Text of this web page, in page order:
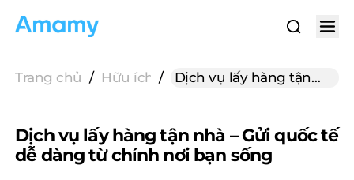
Trang chủ / Hữu ích cho gửi hàng
/
Dịch vụ lấy hàng tận
sống
Dịch vụ lấy hàng tận nhà – Gửi quốc tế
dễ dàng từ chính nơi bạn sống